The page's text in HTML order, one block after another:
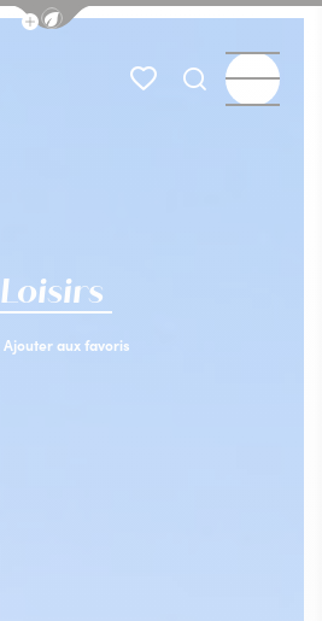
Afficher la barre de navigation du
Mes favoris
Je
Menu
Loisirs
Ajouter aux favoris